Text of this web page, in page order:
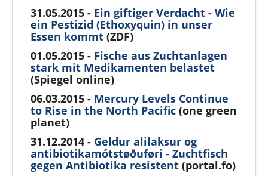
31.05.2015 - Ein giftiger Verdacht - Wie
ein Pestizid (Ethoxyquin) in unser
Essen kommt (ZDF)
01.05.2015 - Fische aus Zuchtanlagen
stark mit Medikamenten belastet
(Spiegel online)
06.03.2015 - Mercury Levels Continue
to Rise in the North Pacific (one green
planet)
31.12.2014 - Geldur alilaksur og
antibiotikamótstøðuføri - Zuchtfisch
gegen Antibiotika resistent (portal.fo)